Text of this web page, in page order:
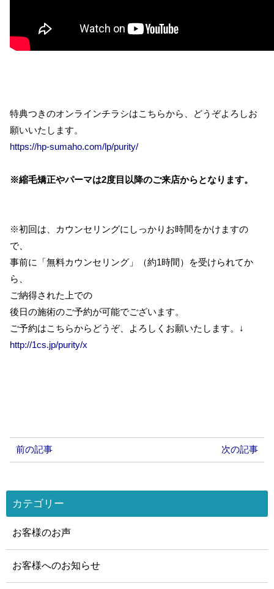
特典つきのオンラインチラシはこちらから、どうぞよろしお
願いいたします。
https://hp-sumaho.com/lp/purity/
※縮毛矯正やパーマは2度目以降のご来店からとなります。
※初回は、カウンセリングにしっかりお時間をかけますの
で、
事前に「無料カウンセリング」（約1時間）を受けられてか
ら、
ご納得された上での
後日の施術のご予約が可能でございます。
ご予約はこちらからどうぞ、よろしくお願いたします。↓
http://1cs.jp/purity/x
前の記事 次の記事
カテゴリー
お客様のお声
お客様へのお知らせ